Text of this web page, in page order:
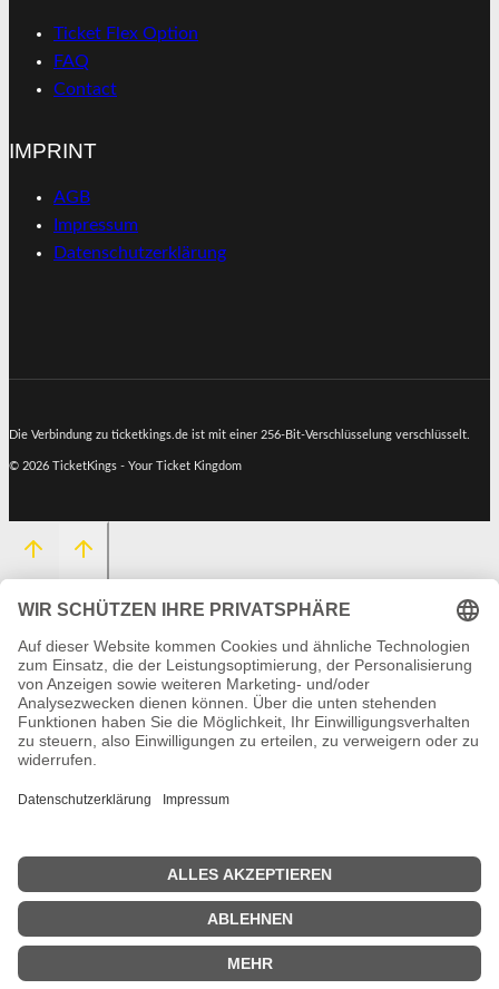
Ticket Flex Option
FAQ
Contact
IMPRINT
AGB
Impressum
Datenschutzerklärung
Die Verbindung zu ticketkings.de ist mit einer 256-Bit-Verschlüsselung verschlüsselt.
© 2026 TicketKings - Your Ticket Kingdom
HOME
EVENTS
SERVICE
UNTERMENÜ
CONTACT
Suchen
nach: